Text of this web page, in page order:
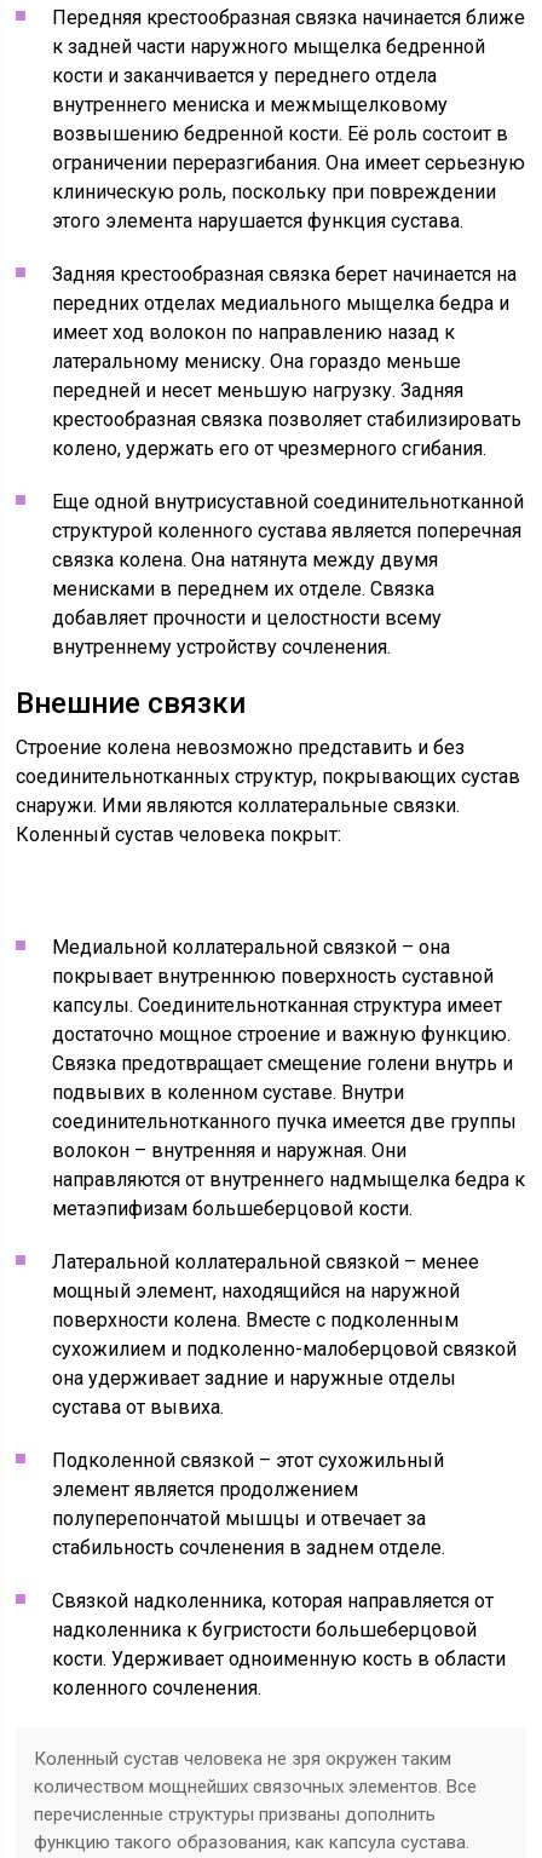
Передняя крестообразная связка начинается ближе
к задней части наружного мыщелка бедренной
кости и заканчивается у переднего отдела
внутреннего мениска и межмыщелковому
возвышению бедренной кости. Её роль состоит в
ограничении переразгибания. Она имеет серьезную
клиническую роль, поскольку при повреждении
этого элемента нарушается функция сустава.
Задняя крестообразная связка берет начинается на
передних отделах медиального мыщелка бедра и
имеет ход волокон по направлению назад к
латеральному мениску. Она гораздо меньше
передней и несет меньшую нагрузку. Задняя
крестообразная связка позволяет стабилизировать
колено, удержать его от чрезмерного сгибания.
Еще одной внутрисуставной соединительнотканной
структурой коленного сустава является поперечная
связка колена. Она натянута между двумя
менисками в переднем их отделе. Связка
добавляет прочности и целостности всему
внутреннему устройству сочленения.
Внешние связки
Строение колена невозможно представить и без
соединительнотканных структур, покрывающих сустав
снаружи. Ими являются коллатеральные связки.
Коленный сустав человека покрыт:
Медиальной коллатеральной связкой – она
покрывает внутреннюю поверхность суставной
капсулы. Соединительнотканная структура имеет
достаточно мощное строение и важную функцию.
Связка предотвращает смещение голени внутрь и
подвывих в коленном суставе. Внутри
соединительнотканного пучка имеется две группы
волокон – внутренняя и наружная. Они
направляются от внутреннего надмыщелка бедра к
метаэпифизам большеберцовой кости.
Латеральной коллатеральной связкой – менее
мощный элемент, находящийся на наружной
поверхности колена. Вместе с подколенным
сухожилием и подколенно-малоберцовой связкой
она удерживает задние и наружные отделы
сустава от вывиха.
Подколенной связкой – этот сухожильный
элемент является продолжением
полуперепончатой мышцы и отвечает за
стабильность сочленения в заднем отделе.
Связкой надколенника, которая направляется от
надколенника к бугристости большеберцовой
кости. Удерживает одноименную кость в области
коленного сочленения.
Коленный сустав человека не зря окружен таким
количеством мощнейших связочных элементов. Все
перечисленные структуры призваны дополнить
функцию такого образования, как капсула сустава.